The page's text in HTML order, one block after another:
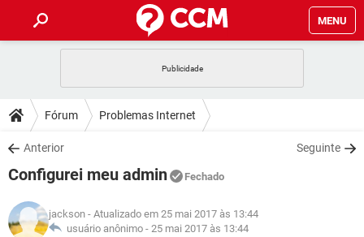
MENU
CELULAR FACEBOOK
OUTLOOK
INSTAGRAM GMAIL
GUIA DE COMPRAS
DICAS
JOGOS WHATSAPP
INSTAGRAM GMAIL
DOWNLOADS
JOGOS WHATSAPP
CELULAR
OUTLOOK EXCEL
FÓRUM
JOGOS WHATSAPP
GLOSSÁRIO
Fórum Problemas Internet
Anterior Seguinte
Configurei meu admin Fechado
jackson - Atualizado em 25 mai 2017 às 13:44
usuário anônimo - 25 mai 2017 às 13:44